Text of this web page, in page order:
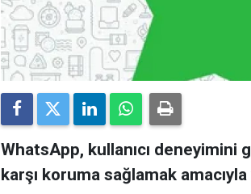
WhatsApp, kullanıcı deneyimini
karşı koruma sağlamak